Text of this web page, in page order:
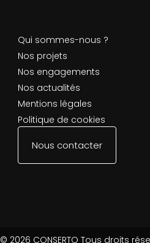
Qui sommes-nous ?
Nos projets
Nos engagements
Nos actualités
Mentions légales
Politique de cookies
Nous contacter
© 2026 CONSERTO Tous droits